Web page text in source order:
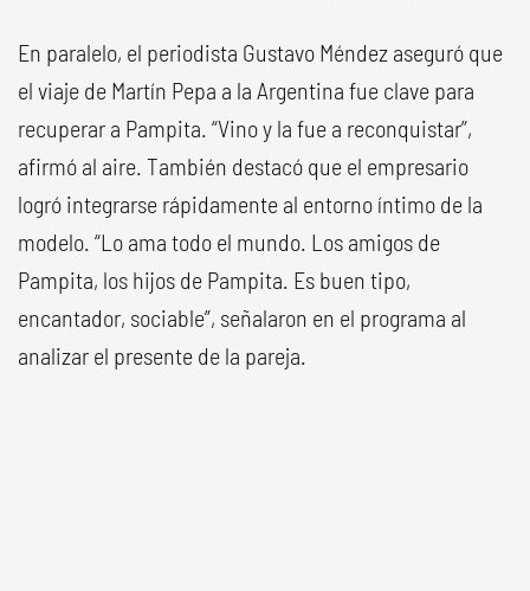
En paralelo, el periodista Gustavo Méndez aseguró que
el viaje de Martín Pepa a la Argentina fue clave para
recuperar a Pampita. “Vino y la fue a reconquistar”,
afirmó al aire. También destacó que el empresario
logró integrarse rápidamente al entorno íntimo de la
modelo. “Lo ama todo el mundo. Los amigos de
Pampita, los hijos de Pampita. Es buen tipo,
encantador, sociable”, señalaron en el programa al
analizar el presente de la pareja.